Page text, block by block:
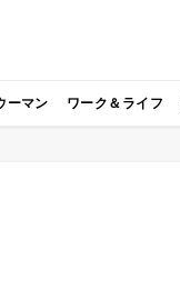
ーマン ワーク＆ライフ